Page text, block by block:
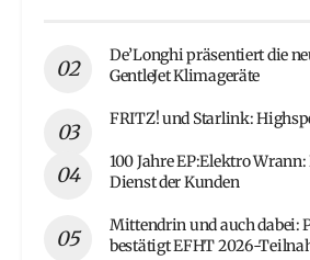
De’Longhi präsentiert die
GentleJet Klimageräte
FRITZ! und Starlink:
100 Jahre EP:Elektro
Dienst der Kunden
Mittendrin und auch dabei:
bestätigt EFHT 2026-